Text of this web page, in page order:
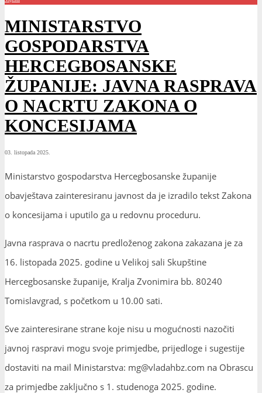
MINISTARSTVO
GOSPODARSTVA
HERCEGBOSANSKE
ŽUPANIJE: JAVNA RASPRAVA
O NACRTU ZAKONA O
KONCESIJAMA
03. listopada 2025.
Ministarstvo gospodarstva Hercegbosanske županije
obavještava zainteresiranu javnost da je izradilo tekst Zakona
o koncesijama i uputilo ga u redovnu proceduru.
Javna rasprava o nacrtu predloženog zakona zakazana je za
16. listopada 2025. godine u Velikoj sali Skupštine
Hercegbosanske županije, Kralja Zvonimira bb. 80240
Tomislavgrad, s početkom u 10.00 sati.
Sve zainteresirane strane koje nisu u mogućnosti nazočiti
javnoj raspravi mogu svoje primjedbe, prijedloge i sugestije
dostaviti na mail Ministarstva: mg@vladahbz.com na Obrascu
za primjedbe zaključno s 1. studenoga 2025. godine.